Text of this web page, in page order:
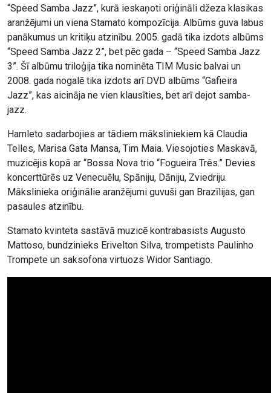
“Speed Samba Jazz”, kurā ieskaņoti oriģināli džeza klasikas
aranžējumi un viena Stamato kompozīcija. Albūms guva labus
panākumus un kritiķu atzinību. 2005. gadā tika izdots albūms
“Speed Samba Jazz 2”, bet pēc gada – “Speed Samba Jazz
3”. Šī albūmu triloģija tika nominēta TIM Music balvai un
2008. gada nogalē tika izdots arī DVD albūms “Gafieira
Jazz”, kas aicināja ne vien klausīties, bet arī dejot samba-
jazz.
Hamleto sadarbojies ar tādiem māksliniekiem kā Claudia
Telles, Marisa Gata Mansa, Tim Maia. Viesojoties Maskavā,
muzicējis kopā ar “Bossa Nova trio “Fogueira Três.” Devies
koncerttūrēs uz Venecuēlu, Spāniju, Dāniju, Zviedriju.
Mākslinieka oriģinālie aranžējumi guvuši gan Brazīlijas, gan
pasaules atzinību.
Stamato kvinteta sastāvā muzicē kontrabasists Augusto
Mattoso, bundzinieks Erivelton Silva, trompetists Paulinho
Trompete un saksofona virtuozs Widor Santiago.